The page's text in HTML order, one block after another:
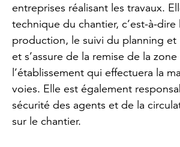
entreprises réalisant les travaux.
technique du chantier, c’est-à-dire
production, le suivi du planning et
et s’assure de la remise de la
l’établissement qui effectuera la
voies. Elle est également
sécurité des agents et de la
sur le chantier.